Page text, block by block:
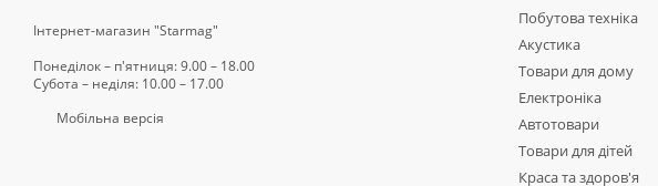
Інтернет-магазин "Starmag"
Понеділок – п'ятниця: 9.00 – 18.00
Субота – неділя: 10.00 – 17.00
Мобільна версія
Побутова техніка
Акустика
Товари для дому
Електроніка
Автотовари
Товари для дітей
Краса та здоров'я